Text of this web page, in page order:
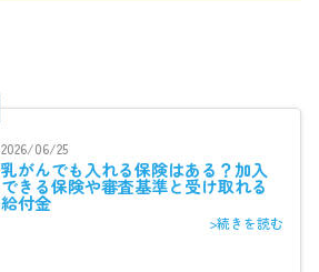
2026/06/25
乳がんでも入れる保険はある？加入
できる保険や審査基準と受け取れる
給付金
>続きを読む